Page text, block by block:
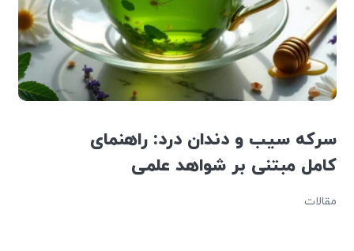
سرکه سیب و دندان درد: راهنمای
کامل مبتنی بر شواهد علمی
مقالات